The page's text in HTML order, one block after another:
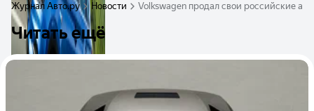
Журнал Авто.ру Новости Volkswagen продал свои российские
Читать ещё